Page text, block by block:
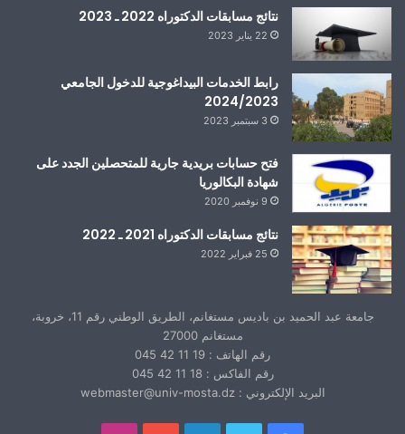
نتائج مسابقات الدكتوراه 2022 ـ 2023
22 يناير 2023
رابط الخدمات البيداغوجية للدخول الجامعي
2024/2023
3 سبتمبر 2023
فتح حسابات بريدية جارية للمتحصلين الجدد على
شهادة البكالوريا
9 نوفمبر 2020
نتائج مسابقات الدكتوراه 2021 ـ 2022
25 فبراير 2022
جامعة عبد الحميد بن باديس مستغانم، الطريق الوطني رقم 11، خروبة،
مستغانم 27000
رقم الهاتف : 19 11 42 045
رقم الفاكس : 18 11 42 045
البريد الإلكتروني : webmaster@univ-mosta.dz